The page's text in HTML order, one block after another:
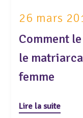
26 mars
Comment
le
femme
Lire la suite